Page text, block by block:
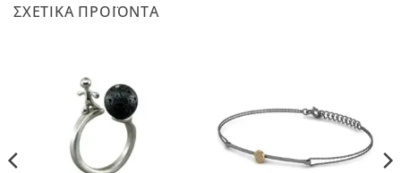
ΣΧΕΤΙΚΆ ΠΡΟΪΌΝΤΑ